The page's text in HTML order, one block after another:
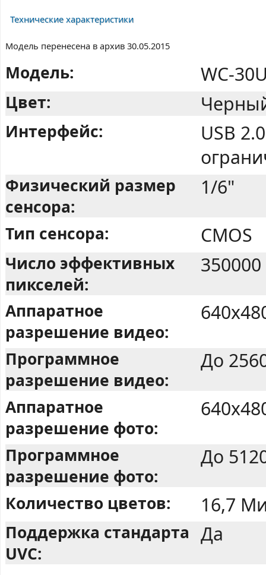
Технические характеристики
Модель перенесена в архив 30.05.2015
Модель: WC-
Цвет:
Интерфейс:
USB
Физический размер
сенсора:
1/6"
Тип сенсора: CMOS
Число эффективных
пикселей:
350000
Аппаратное
разрешение видео:
Программное
разрешение видео:
До
Аппаратное
разрешение фото:
Программное
разрешение фото:
До
Количество цветов: 16,7
Поддержка стандарта
UVC:
Да